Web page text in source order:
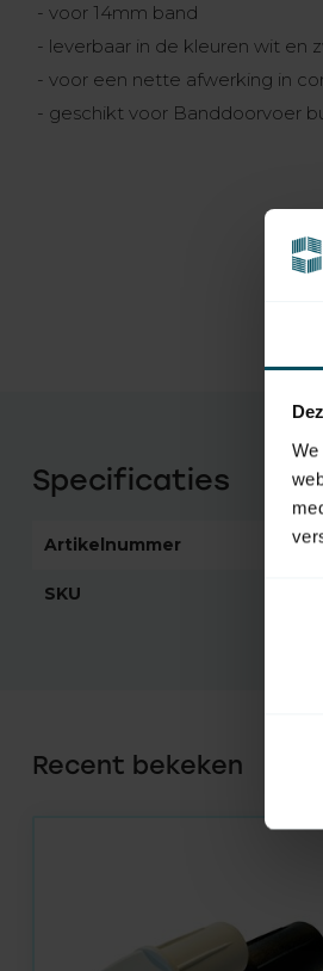
- voor 14mm band
- leverbaar in de kleuren wit en
- voor een nette afwerking in
- geschikt voor Banddoorvoer
Specificaties
Artikelnummer
SKU
Recent bekeken